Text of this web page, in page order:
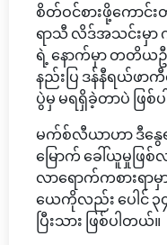
စိတ်ဝင်စားဖို့ကောင်
ရာသီ လိဒ်အသင်းမှာ
ရဲ့ နောက်မှာ တတိယဦး
နည်းပြ ဒန်နီရယ်ဖ
ပွဲမှ မရရှိခဲ့တာပဲ ဖြစ်
မက်စ်လီယာဟာ ဒီနွ
မြောက် ခေါ်ယူမှုဖြ
လာရောက်ကစားရာမှ
ယေကိုလည်း ပေါင် ၃
ပြီးသား ဖြစ်ပါတယ်။